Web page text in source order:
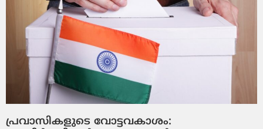
പ്രവാസികളുടെ വോട്ടവകാശം: